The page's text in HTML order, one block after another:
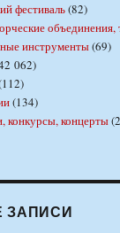
фестиваль(82)
объединения,
инструменты(69)
062)
(134)
конкурсы, концерты
ЗАПИСИ